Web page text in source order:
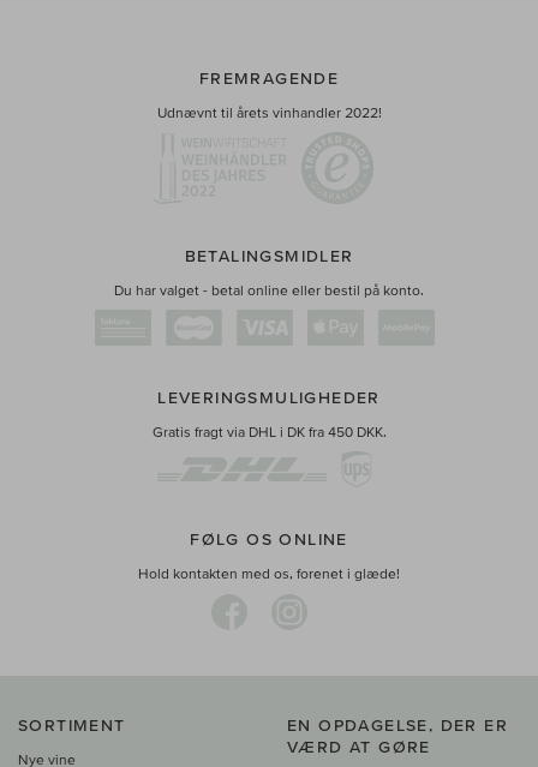
FREMRAGENDE
Udnævnt til årets vinhandler 2022!
BETALINGSMIDLER
Du har valget - betal online eller bestil på konto.
LEVERINGSMULIGHEDER
Gratis fragt via DHL i DK fra 450 DKK.
FØLG OS ONLINE
Hold kontakten med os, forenet i glæde!
SORTIMENT
Nye vine
EN OPDAGELSE, DER ER
VÆRD AT GØRE